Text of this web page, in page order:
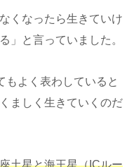
くなったら生きていけ
」と言っていました。
もよく表わしていると
ましく生きていくのだ